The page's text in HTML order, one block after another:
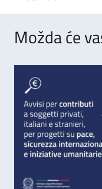
Možda će